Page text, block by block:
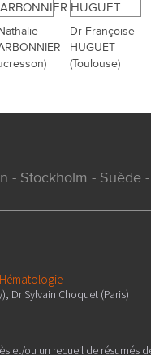
Dr Françoise
HUGUET
(Toulouse)
- Stockholm - Suède
Dr Sylvain Choquet (Paris)
et/ou un recueil de